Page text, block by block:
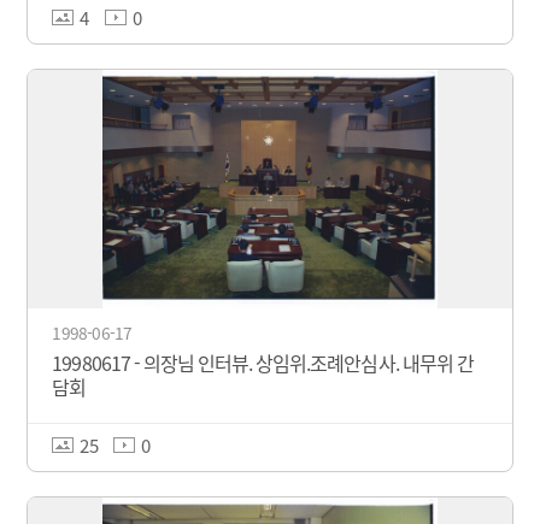
4 0
1998-06-17
19980617 - 의장님 인터뷰. 상임위.조례안심사. 내무위 간
담회
25 0